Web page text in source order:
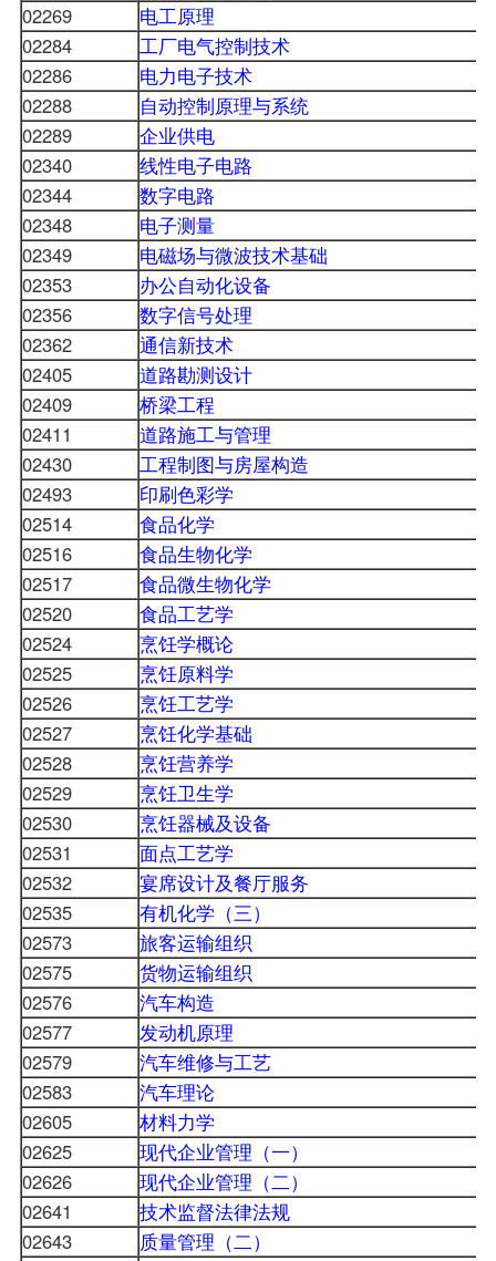
02269
电工原理
02284
工厂电气控制技术
02286
电力电子技术
02288
自动控制原理与系统
02289
企业供电
02340
线性电子电路
02344
数字电路
02348
电子测量
02349
电磁场与微波技术基础
02353
办公自动化设备
02356
数字信号处理
02362
通信新技术
02405
道路勘测设计
02409
桥梁工程
02411
道路施工与管理
02430
工程制图与房屋构造
02493
印刷色彩学
02514
食品化学
02516
食品生物化学
02517
食品微生物化学
02520
食品工艺学
02524
烹饪学概论
02525
烹饪原料学
02526
烹饪工艺学
02527
烹饪化学基础
02528
烹饪营养学
02529
烹饪卫生学
02530
烹饪器械及设备
02531
面点工艺学
02532
宴席设计及餐厅服务
02535
有机化学（三）
02573
旅客运输组织
02575
货物运输组织
02576
汽车构造
02577
发动机原理
02579
汽车维修与工艺
02583
汽车理论
02605
材料力学
02625
现代企业管理（一）
02626
现代企业管理（二）
02641
技术监督法律法规
02643
质量管理（二）